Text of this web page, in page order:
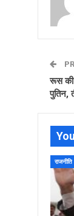
रूस की
पुतिन,
राजनीति